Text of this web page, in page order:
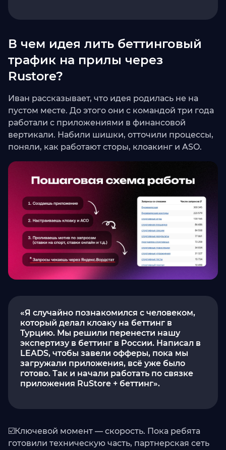
В чем идея лить беттинговый
трафик на прилы через
Rustore?
Иван рассказывает, что идея родилась не на
пустом месте. До этого они с командой три года
работали с приложениями в финансовой
вертикали. Набили шишки, отточили процессы,
поняли, как работают сторы, клоакинг и ASO.
«Я случайно познакомился с человеком,
который делал клоаку на беттинг в
Турцию. Мы решили перенести нашу
экспертизу в беттинг в России. Написал в
LEADS, чтобы завели офферы, пока мы
загружали приложения, всё уже было
готово. Так и начали работать по связке
приложения RuStore + беттинг».
☑️Ключевой момент — скорость. Пока ребята
готовили техническую часть, партнерская сеть